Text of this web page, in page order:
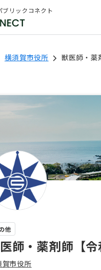
リックコネクト
横須賀市役所 獣医師・薬
他
師・薬剤師【
賀市役所